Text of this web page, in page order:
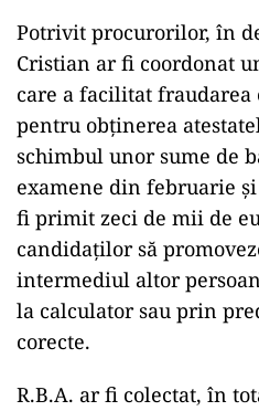
Potrivit procurorilor, în
Cristian ar fi coordonat
care a facilitat fraudarea
pentru obținerea
schimbul unor sume de
examene din februarie
fi primit zeci de mii de
candidaților să
intermediul altor
la calculator sau prin
corecte.
R.B.A. ar fi colectat, în